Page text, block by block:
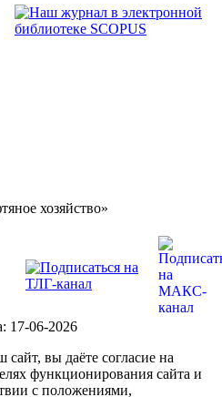
хозяйство»
17-06-2026
вы даёте согласие на
функционирования сайта и
с положениями,